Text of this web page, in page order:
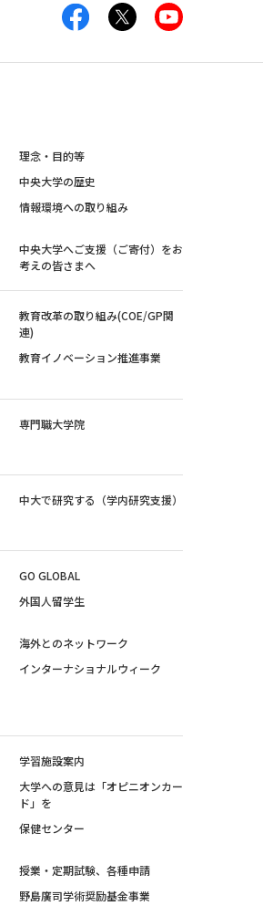
理念・目的等
中央大学の歴史
情報環境への取り組み
中央大学へご支援（ご寄付）をお
考えの皆さまへ
教育改革の取り組み(COE/GP関
連)
教育イノベーション推進事業
専門職大学院
中大で研究する（学内研究支援）
GO GLOBAL
外国人留学生
海外とのネットワーク
インターナショナルウィーク
学習施設案内
大学への意見は「オピニオンカー
ド」を
保健センター
授業・定期試験、各種申請
野島廣司学術奨励基金事業